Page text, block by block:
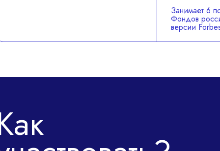
Занимает 6
Фондов
версии